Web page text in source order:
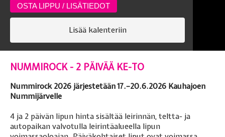
OSTA LIPPU / LISÄTIEDOT
Lisää kalenteriin
NUMMIROCK - 2 PÄIVÄÄ KE-TO
Nummirock 2026 järjestetään 17.–20.6.2026 Kauhajoen
Nummijärvelle
4 ja 2 päivän lipun hinta sisältää leirinnän, teltta- ja
autopaikan valvotulla leirintäalueella lipun